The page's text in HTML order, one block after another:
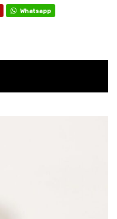
Whatsapp